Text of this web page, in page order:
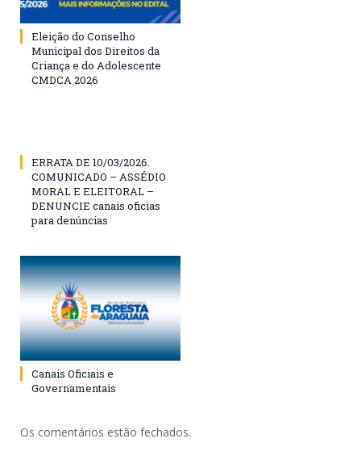
Eleição do Conselho
Municipal dos Direitos da
Criança e do Adolescente
CMDCA 2026
ERRATA DE 10/03/2026.
COMUNICADO – ASSÉDIO
MORAL E ELEITORAL –
DENUNCIE canais oficias
para denúncias
Canais Oficiais e
Governamentais
Os comentários estão fechados.